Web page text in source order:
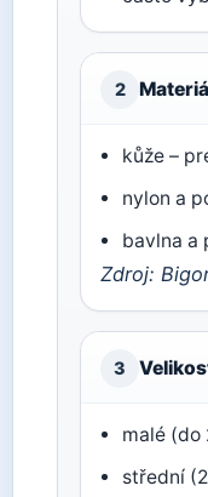
2
kůže –
nylon a
bavlna a
Zdroj:
3
malé (do
střední